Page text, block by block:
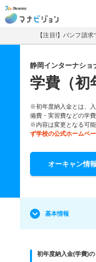
マナビジョン
【注目!】パンフ請
静岡インターナショ
学費（初
※初年度納入金とは、
備費・実習費などの学
※内容は変更となる可能
ず学校の公式ホームペ
オーキャン情報
基本情報
初年度納入金(学費)の